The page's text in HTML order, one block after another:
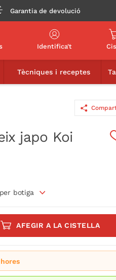
Garantia de devolució
Identifica't
Tècniques i receptes
japo Koi
botiga
AFEGIR A LA CISTELLA